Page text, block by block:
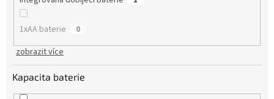
1xAA baterie 0
zobrazit více
Kapacita baterie